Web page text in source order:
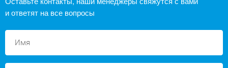
и ответят на все вопросы